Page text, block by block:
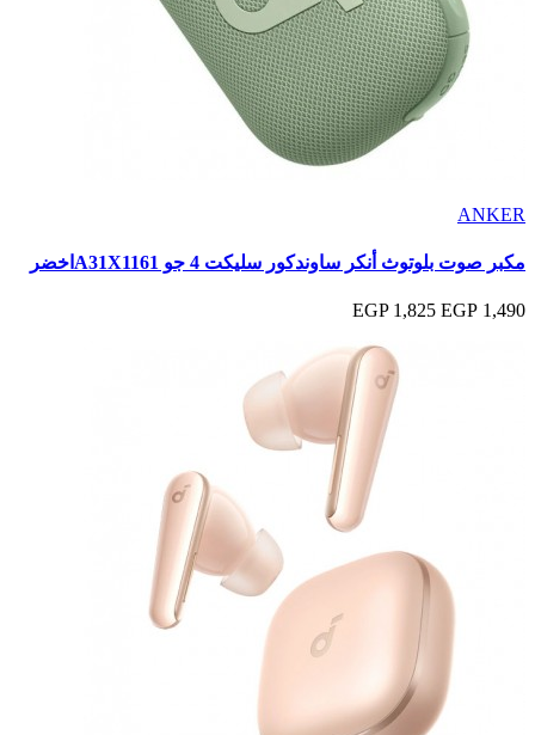
ANKER
مكبر صوت بلوتوث أنكر ساوندكور سليكت 4 جو A31X1161اخضر
1,490 EGP
1,825 EGP